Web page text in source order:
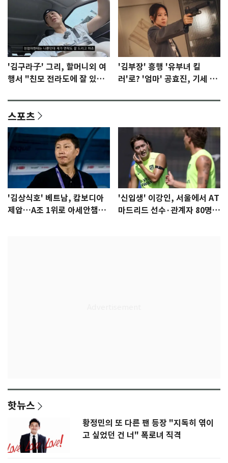
'김구라子' 그리, 할머니외 여
행서 "친모 전라도에 잘 있
'김부장' 흥행 '유부녀 킬
러'로? '엄마' 공효진, 기세 잡
스포츠
'김상식호' 베트남, 캄보디아
제압…A조 1위로 아세안챔피
'신입생' 이강인, 서울에서 AT
마드리드 선수·관계자 80명
핫뉴스
황정민의 또 다른 팬 등장 "지독히 엮이
고 싶었던 건 너" 폭로녀 직격